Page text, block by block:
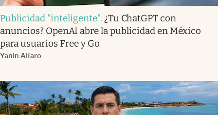
Publicidad "inteligente". ¿Tu ChatGPT con
anuncios? OpenAI abre la publicidad en México
para usuarios Free y Go
Yanin Alfaro